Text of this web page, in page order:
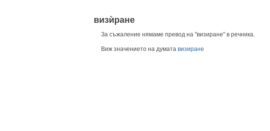
визѝране
За съжаление нямаме превод на "визиране" в речника.
Виж значението на думата визиране